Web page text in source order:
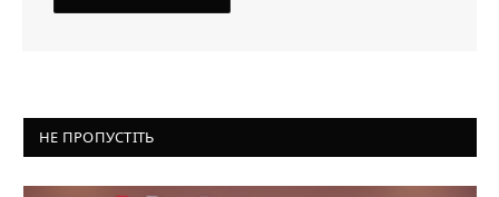
НЕ ПРОПУСТІТЬ